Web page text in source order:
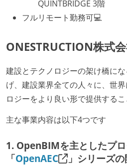
QUINTBRIDGE 3階
フルリモート勤務可💻
ONESTRUCTION株式
建設とテクノロジーの架け橋に
げ、建設業界全ての人々に、世
ロジーをより良い形で提供する
主な事業内容は以下4つです
1. OpenBIMを主としたプ
「OpenAEC 」シリーズ